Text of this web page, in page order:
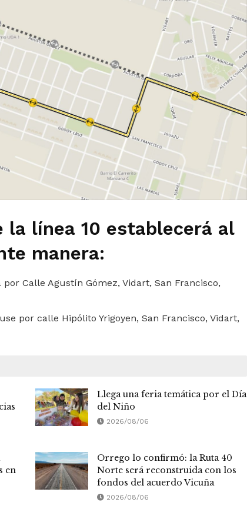
la línea 10 establecerá al
manera:
Calle Agustín Gómez, Vidart, San Francisco,
por calle Hipólito Yrigoyen, San Francisco, Vidart,
Llega una feria temática por el Día
del Niño
2026/08/06
en
Orrego lo confirmó: la Ruta 40
Norte será reconstruida con los
fondos del acuerdo Vicuña
2026/08/06